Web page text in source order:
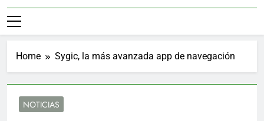
Home Sygic, la más avanzada app de navegación
NOTICIAS